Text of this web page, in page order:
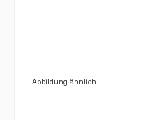
Abbildung ähnlich